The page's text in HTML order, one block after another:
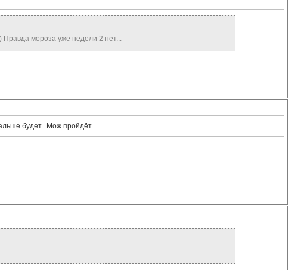
Правда мороза уже недели 2 нет...
будет...Мож пройдёт.